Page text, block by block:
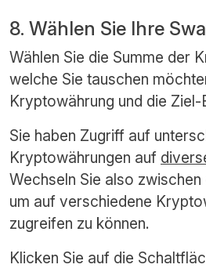
8. Wählen Sie Ihre
Wählen Sie die Summe der
welche Sie tauschen
Kryptowährung und die
Sie haben Zugriff auf
Kryptowährungen auf
Wechseln Sie also
um auf verschiedene
zugreifen zu können.
Klicken Sie auf die